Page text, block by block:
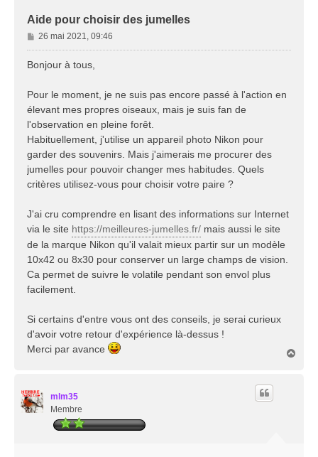
Aide pour choisir des jumelles
M
e
s
g
e
26 mai 2021, 09:46
Bonjour à tous,
Pour le moment, je ne suis pas encore passé à l'action en
élevant mes propres oiseaux, mais je suis fan de
l'observation en pleine forêt.
Habituellement, j'utilise un appareil photo Nikon pour
garder des souvenirs. Mais j'aimerais me procurer des
jumelles pour pouvoir changer mes habitudes. Quels
critères utilisez-vous pour choisir votre paire ?
J'ai cru comprendre en lisant des informations sur Internet
via le site https://meilleures-jumelles.fr/ mais aussi le site
de la marque Nikon qu'il valait mieux partir sur un modèle
10x42 ou 8x30 pour conserver un large champs de vision.
Ca permet de suivre le volatile pendant son envol plus
facilement.
Si certains d'entre vous ont des conseils, je serai curieux
d'avoir votre retour d'expérience là-dessus !
Merci par avance
mlm35
Membre